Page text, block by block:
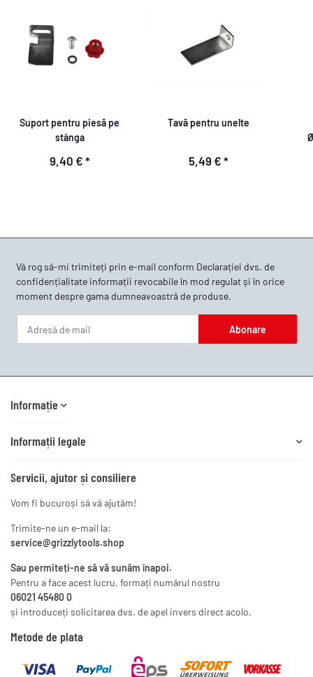
Suport pentru piesă pe
stânga
9,40 € *
Tavă pentru unelte
5,49 € *
Vă rog să-mi trimiteți prin e-mail conform Declarației dvs. de
confidențialitateinformații revocabile în mod regulat și în orice
moment despre gama dumneavoastră de produse.
Abonare
Informație
Informații legale
Servicii, ajutor și consiliere
Vom fi bucuroși să vă ajutăm!
Trimite-ne un e-mail la:
service@grizzlytools.shop
Sau permiteți-ne să vă sunăm înapoi.
Pentru a face acest lucru, formați numărul nostru
06021 45480 0
și introduceți solicitarea dvs. de apel invers direct acolo.
Metode de plata